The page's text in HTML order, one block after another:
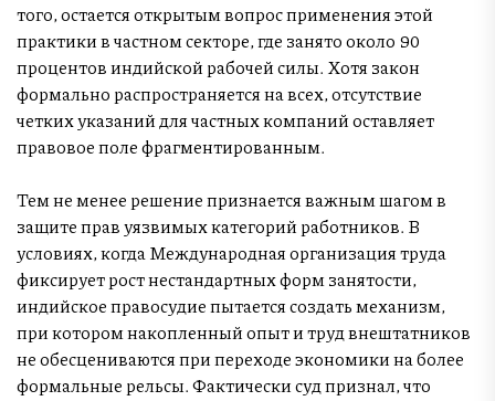
того, остается открытым вопрос применения этой
практики в частном секторе, где занято около 90
процентов индийской рабочей силы. Хотя закон
формально распространяется на всех, отсутствие
четких указаний для частных компаний оставляет
правовое поле фрагментированным.
Тем не менее решение признается важным шагом в
защите прав уязвимых категорий работников. В
условиях, когда Международная организация труда
фиксирует рост нестандартных форм занятости,
индийское правосудие пытается создать механизм,
при котором накопленный опыт и труд внештатников
не обесцениваются при переходе экономики на более
формальные рельсы. Фактически суд признал, что